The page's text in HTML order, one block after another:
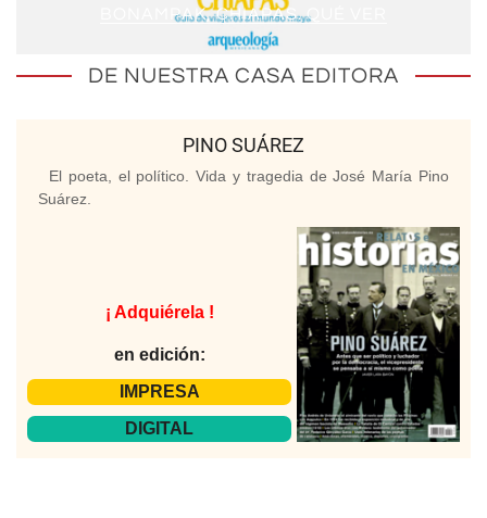
BONAMPAK, CHIAPAS. QUÉ VER
DE NUESTRA CASA EDITORA
PINO SUÁREZ
El poeta, el político. Vida y tragedia de José María Pino
Suárez.
¡ Adquiérela !
en edición:
IMPRESA
DIGITAL